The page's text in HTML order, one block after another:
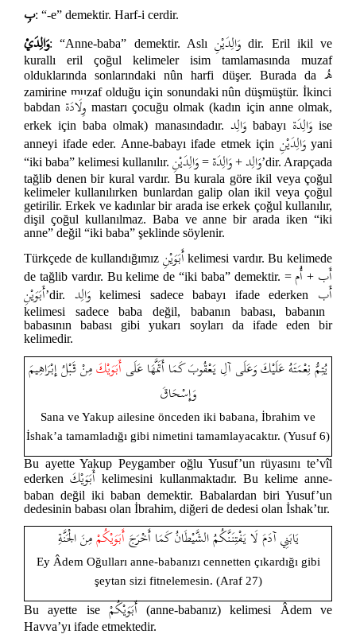
بِ: “-e” demektir. Harf-i cerdir.
وَالِدَيْ: “Anne-baba” demektir. Aslı وَالِدَيْنِ dir. Eril ikil ve
kurallı eril çoğul kelimeler isim tamlamasında muzaf
olduklarında sonlarındaki nûn harfi düşer. Burada da هُ
zamirine muzaf olduğu için sonundaki nûn düşmüştür. İkinci
babdanوِلَادَة mastarı çocuğu olmak (kadın için anne olmak,
erkek için baba olmak) manasındadır. وَالِدbabayı وَالِدَةise
anneyi ifade eder. Anne-babayı ifade etmek için وَالِدَيْنِyani
“iki baba” kelimesi kullanılır.
وَالِد + وَالِدَة = وَالِدَيْنِ
’dir. Arapçada
tağlib denen bir kural vardır. Bu kurala göre ikil veya çoğul
kelimeler kullanılırken bunlardan galip olan ikil veya çoğul
getirilir. Erkek ve kadınlar bir arada ise erkek çoğul kullanılır,
dişil çoğul kullanılmaz. Baba ve anne bir arada iken “iki
anne” değil “iki baba” şeklinde söylenir.
Türkçede de kullandığımız أَبَوَيْنِ kelimesi vardır. Bu kelimede
de tağlib vardır. Bu kelime de “iki baba” demektir.
أَب + أُم=
أَبَوَيْنِ’dir. وَالِدkelimesi sadece babayı ifade ederken أَب
kelimesi sadece baba değil, babanın babası, babanın
babasının babası gibi yukarı soyları da ifade eden bir
kelimedir.
يُتِمُّ نِعْمَتَهُ عَلَيْكَ وَعَلَى آلِ يَعْقُوبَ كَمَا أَتَمَّهَا عَلَىأَبَوَيْكَمِنْ قَبْلُ إِبْرَاهِيمَ
وَإِسْحَاقَ
Sana ve Yakup ailesine önceden iki babana, İbrahim ve
İshak’a tamamladığı gibi nimetini tamamlayacaktır. (Yusuf 6)
Bu ayette Yakup Peygamber oğlu Yusuf’un rüyasını te’vîl
ederkenأَبَوَيْكَ kelimesini kullanmaktadır. Bu kelime anne-
baban değil iki baban demektir. Babalardan biri Yusuf’un
dedesinin babası olan İbrahim, diğeri de dedesi olan İshak’tır.
يَابَنِي آدَمَ لَا يَفْتِنَنَّكُمُ الشَّيْطَانُ كَمَا أَخْرَجَأَبَوَيْكُمْمِنَ الْجَنَّةِ
Ey Âdem Oğulları anne-babanızı cennetten çıkardığı gibi
şeytan sizi fitnelemesin. (Araf 27)
Bu ayette ise أَبَوَيْكُمْ (anne-babanız) kelimesi Âdem ve
Havva’yı ifade etmektedir.